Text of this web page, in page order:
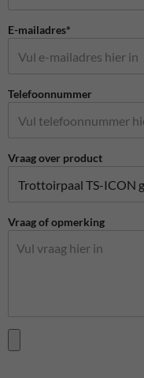
E-mailadres*
Telefoonnummer
Vraag over product
Vraag of opmerking